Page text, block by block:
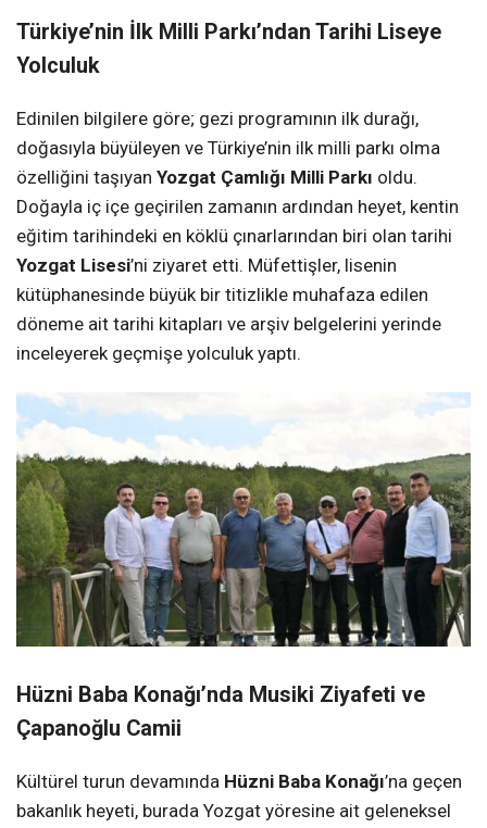
Türkiye’nin İlk Milli Parkı’ndan Tarihi Liseye
Yolculuk
Edinilen bilgilere göre; gezi programının ilk durağı,
doğasıyla büyüleyen ve Türkiye’nin ilk milli parkı olma
özelliğini taşıyan Yozgat Çamlığı Milli Parkı oldu.
Doğayla iç içe geçirilen zamanın ardından heyet, kentin
eğitim tarihindeki en köklü çınarlarından biri olan tarihi
Yozgat Lisesi’ni ziyaret etti. Müfettişler, lisenin
kütüphanesinde büyük bir titizlikle muhafaza edilen
döneme ait tarihi kitapları ve arşiv belgelerini yerinde
inceleyerek geçmişe yolculuk yaptı.
Hüzni Baba Konağı’nda Musiki Ziyafeti ve
Çapanoğlu Camii
Kültürel turun devamında Hüzni Baba Konağı’na geçen
bakanlık heyeti, burada Yozgat yöresine ait geleneksel